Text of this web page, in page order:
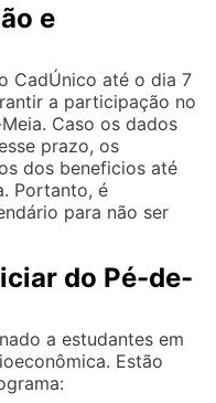
e
CadÚnico até o dia 7
a participação no
Caso os dados
prazo, os
dos beneficios até
Portanto, é
para não ser
do Pé-de-
a estudantes em
Estão